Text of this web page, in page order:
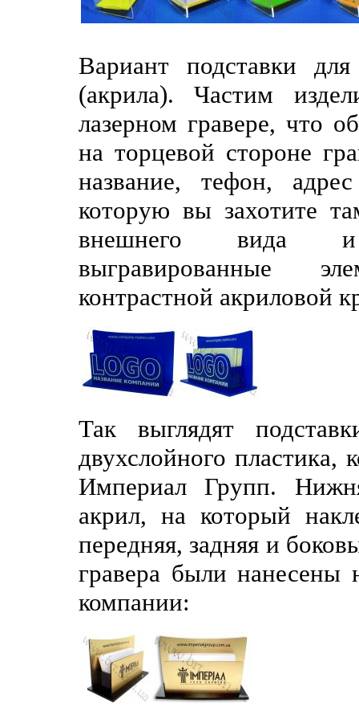
Вариант подставки
(акрила). Частим
лазерном гравере, что
на торцевой стороне
название, тефон,
которую вы захотите
внешнего вида и
выгравированные
контрастной акриловой
Так выглядят
двухслойного пластика,
Империал Групп.
акрил, на который
передняя, задняя и
гравера были нанесены
компании: